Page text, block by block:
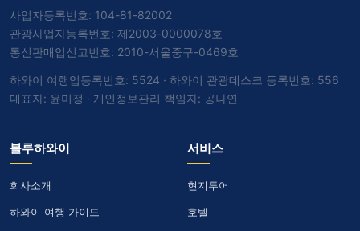
사업자등록번호: 104-81-82002
관광사업자등록번호: 제2003-0000078호
통신판매업신고번호: 2010-서울중구-0469호
하와이 여행업등록번호: 5524 · 하와이 관광데스크 등록번호: 556
대표자: 윤미정 · 개인정보관리 책임자: 공나연
블루하와이
회사소개
하와이 여행 가이드
서비스
현지투어
호텔